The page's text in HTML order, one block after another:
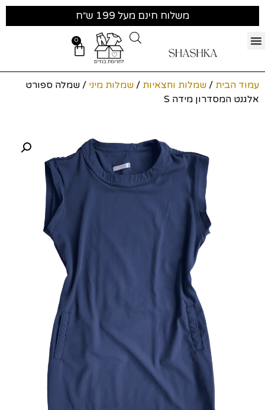
משלוח חינם מעל 199 ש״ח
0
עמוד הבית / שמלות וחצאיות / שמלות מיני / שמלה ספורט
אלגנט המסדרון מידה S